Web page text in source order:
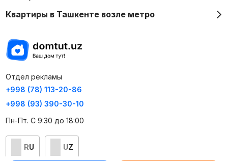
Квартиры в Ташкенте возле метро
Отдел рекламы
+998 (78) 113-20-86
+998 (93) 390-30-10
Пн-Пт. С 9:30 до 18:00
RU UZ